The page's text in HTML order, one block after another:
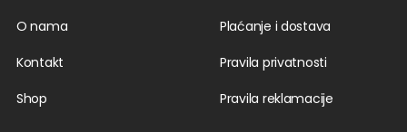
O nama
Kontakt
Shop
Plaćanje i dostava
Pravila privatnosti
Pravila reklamacije